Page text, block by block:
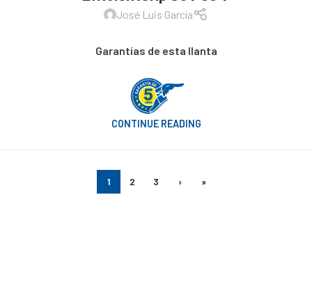
José Luis García
Garantías de esta llanta
CONTINUE READING
1 2 3 › »